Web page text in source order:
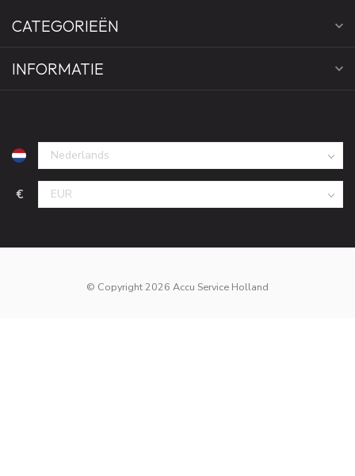
CATEGORIEËN
INFORMATIE
€
© Copyright 2026 Accu Service Holland